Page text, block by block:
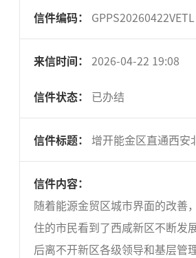
信件编码： GPPS20260422VETL
来信时间： 2026-04-22 19:08
信件状态： 已办结
信件标题： 增开能金区直通西安
信件内容：
随着能源金贸区城市界面的改善
住的市民看到了西咸新区不断发
后离不开新区各级领导和基层管